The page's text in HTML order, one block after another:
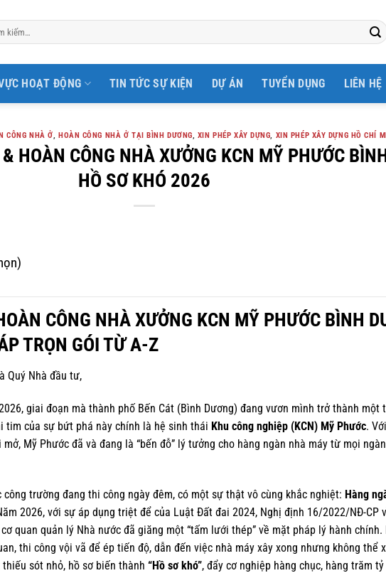
HOẠT ĐỘNG TIN TỨC SỰ KIỆN DỰ ÁN TUYỂN DỤNG LIÊN HỆ
CÔNG NHÀ Ở, HOÀN CÔNG NHÀ Ở TẠI BÌNH DƯƠNG, XIN PHÉP XÂY DỰNG, XIN PHÉP XÂY DỰNG HỒ CHÍ
HOÀN CÔNG NHÀ XƯỞNG KCN MỸ PHƯỚC
HỒ SƠ KHÓ 2026
CÔNG NHÀ XƯỞNG KCN MỸ PHƯỚC BÌNH
TRỌN GÓI TỪ A-Z
Quý Nhà đầu tư,
giai đoạn mà thành phố Bến Cát (Bình Dương) đang vươn mình trở thành một
tim của sự bứt phá này chính là hệ sinh thái Khu công nghiệp (KCN) Mỹ Phước.
Mỹ Phước đã và đang là “bến đỗ” lý tưởng cho hàng ngàn nhà máy từ mọi
trường đang thi công ngày đêm, có một sự thật vô cùng khắc nghiệt: Hàng
2026, với sự áp dụng triệt để của Luật Đất đai 2024, Nghị định 16/2022/NĐ-CP
cơ quan quản lý Nhà nước đã giăng một “tấm lưới thép” về mặt pháp lý hành
thi công vội vã để ép tiến độ, dẫn đến việc nhà máy xây xong nhưng không thể
sót nhỏ, hồ sơ biến thành “Hồ sơ khó”, đẩy cơ nghiệp hàng chục, hàng trăm